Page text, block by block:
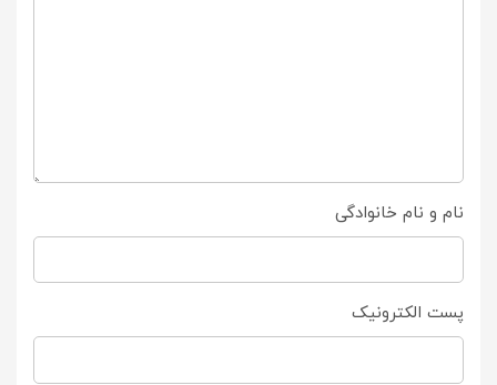
نام و نام خانوادگی
پست الکترونیک